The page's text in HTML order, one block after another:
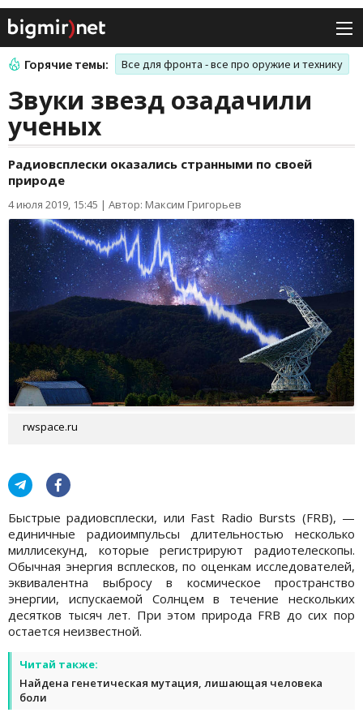
Горячие темы: Все для фронта - все про оружие и технику
Звуки звезд озадачили
ученых
Радиовсплески оказались странными по своей
природе
4 июля 2019, 15:45 | Автор: Максим Григорьев
rwspace.ru
Быстрые радиовсплески, или Fast Radio Bursts (FRB), —
единичные радиоимпульсы длительностью несколько
миллисекунд, которые регистрируют радиотелескопы.
Обычная энергия всплесков, по оценкам исследователей,
эквивалентна выбросу в космическое пространство
энергии, испускаемой Солнцем в течение нескольких
десятков тысяч лет. При этом природа FRB до сих пор
остается неизвестной.
Читай также:
Найдена генетическая мутация, лишающая человека
боли